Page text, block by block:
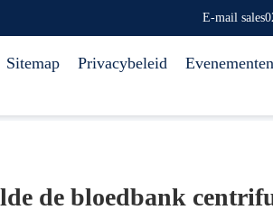
E-mail
Sitemap Privacybeleid Evenementen
de bloedbank